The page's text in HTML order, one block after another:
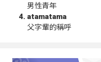
男性青年
atamatama
父字輩的稱呼